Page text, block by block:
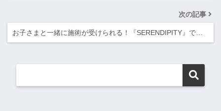
次の記事
お子さまと一緒に施術が受けられる！『SERENDIPITY』で…